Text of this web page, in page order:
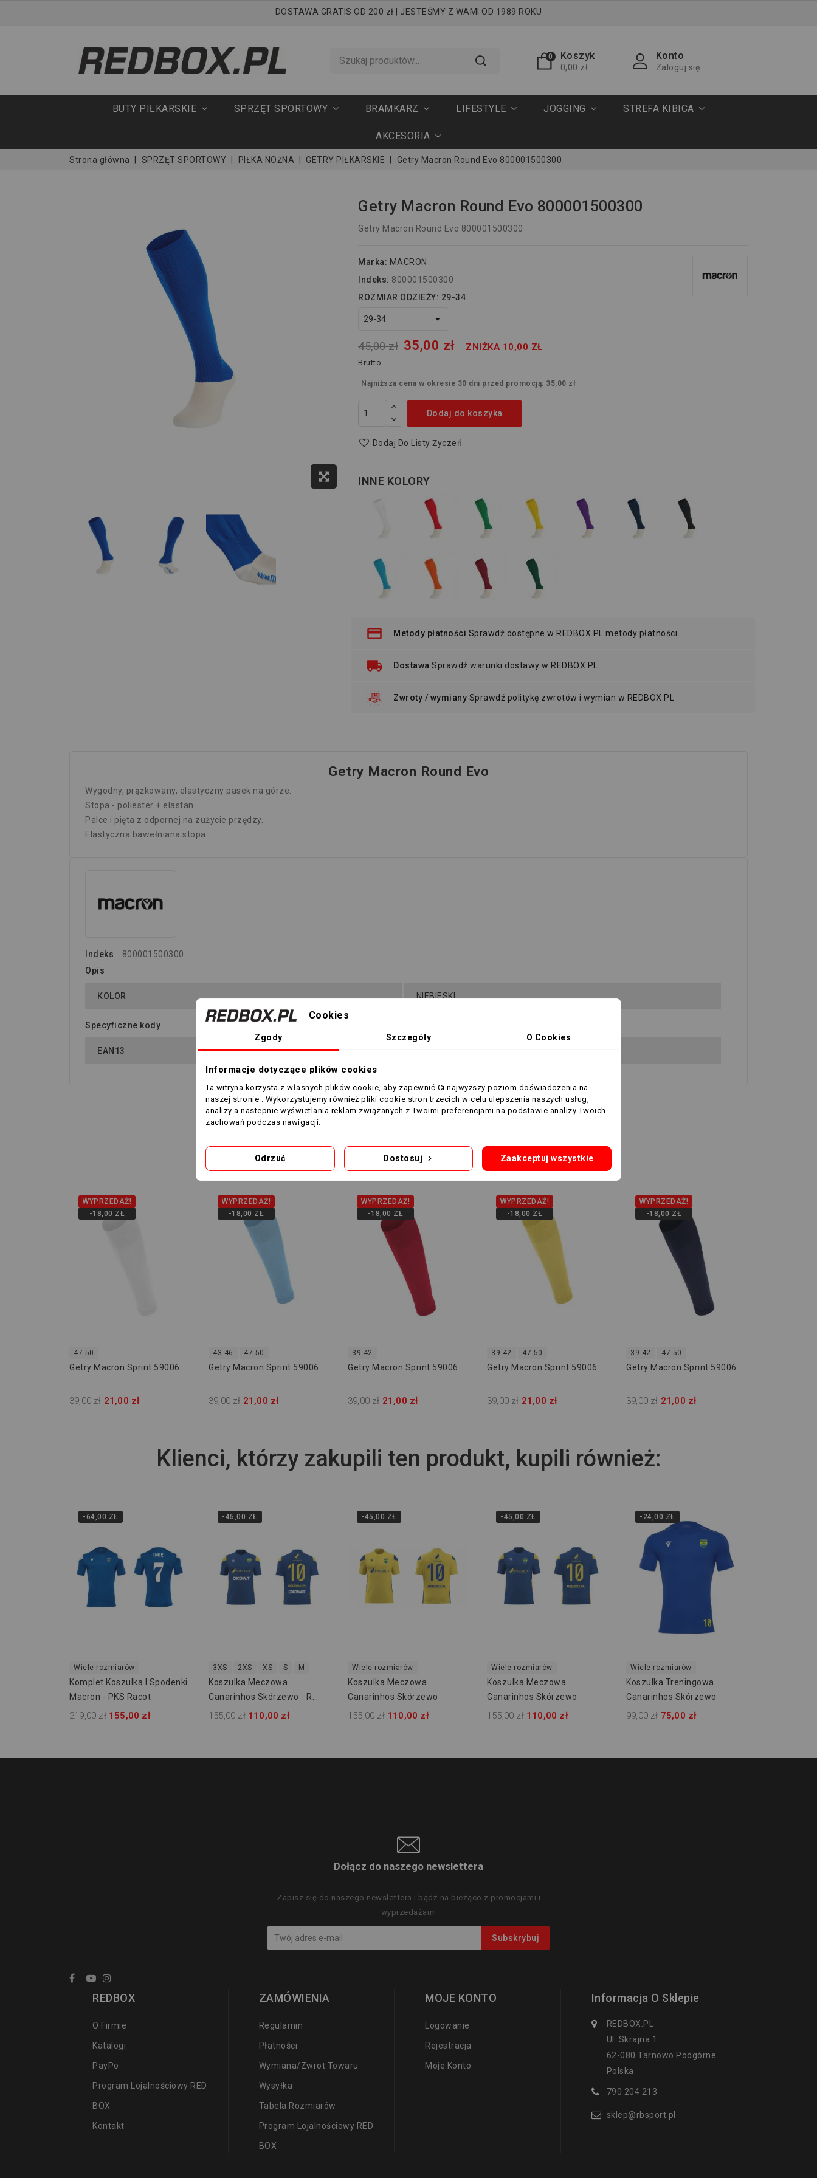
DOSTAWA GRATIS OD 200 zł | JESTEŚMY Z WAMI OD 1989 ROKU
0 Koszyk
0,00 zł
Konto
Zaloguj się
BUTY PIŁKARSKIE SPRZĘT SPORTOWY BRAMKARZ LIFESTYLE JOGGING STREFA KIBICA
AKCESORIA
Strona główna SPRZĘT SPORTOWY PIŁKA NOŻNA GETRY PIŁKARSKIE Getry Macron Round Evo 800001500300
Getry Macron Round Evo 800001500300
Getry Macron Round Evo 800001500300
Marka: MACRON
Indeks: 800001500300
ROZMIAR ODZIEŻY: 29-34
45,00 zł 35,00 zł ZNIŻKA 10,00 ZŁ
Brutto
Najniższa cena w okresie 30 dni przed promocją: 35,00 zł
Dodaj do koszyka
Dodaj Do Listy Życzeń
INNE KOLORY
Metody płatności Sprawdź dostępne w REDBOX.PL metody płatności
Dostawa Sprawdź warunki dostawy w REDBOX.PL
Zwroty / wymiany Sprawdź politykę zwrotów i wymian w REDBOX.PL
Getry Macron Round Evo
Wygodny, prążkowany, elastyczny pasek na górze.
Stopa - poliester + elastan
Palce i pięta z odpornej na zużycie przędzy.
Elastyczna bawełniana stopa.
Indeks
800001500300
Opis
KOLOR NIEBIESKI
Specyficzne kody
EAN13
5 innych produktów w tej samej kategorii:
WYPRZEDAŻ!
-18,00 ZŁ
47-50
Getry Macron Sprint 59006
39,00 zł 21,00 zł
WYPRZEDAŻ!
-18,00 ZŁ
43-46 47-50
Getry Macron Sprint 59006
39,00 zł 21,00 zł
WYPRZEDAŻ!
-18,00 ZŁ
39-42
Getry Macron Sprint 59006
39,00 zł 21,00 zł
WYPRZEDAŻ!
-18,00 ZŁ
39-42 47-50
Getry Macron Sprint 59006
39,00 zł 21,00 zł
WYPRZEDAŻ!
-18,00 ZŁ
39-42 47-50
Getry Macron Sprint 59006
39,00 zł 21,00 zł
Klienci, którzy zakupili ten produkt, kupili również:
-64,00 ZŁ
Wiele rozmiarów
Komplet Koszulka I Spodenki
Macron - PKS Racot
219,00 zł 155,00 zł
-45,00 ZŁ
3XS 2XS XS S M
Koszulka Meczowa
Canarinhos Skórzewo - R.
2018 / 19 / 20
155,00 zł 110,00 zł
-45,00 ZŁ
Wiele rozmiarów
Koszulka Meczowa
Canarinhos Skórzewo
155,00 zł 110,00 zł
-45,00 ZŁ
Wiele rozmiarów
Koszulka Meczowa
Canarinhos Skórzewo
155,00 zł 110,00 zł
-24,00 ZŁ
Wiele rozmiarów
Koszulka Treningowa
Canarinhos Skórzewo
99,00 zł 75,00 zł
Dołącz do naszego newslettera
Zapisz się do naszego newslettera i bądź na bieżąco z promocjami i
wyprzedażami
REDBOX
O Firmie
Katalogi
PayPo
Program Lojalnościowy RED
BOX
Kontakt
ZAMÓWIENIA
Regulamin
Płatności
Wymiana/zwrot Towaru
Wysyłka
Tabela Rozmiarów
Program Lojalnościowy RED
BOX
MOJE KONTO
Logowanie
Rejestracja
Moje Konto
Informacja O Sklepie
REDBOX.PL
Ul. Skrajna 1
62-080 Tarnowo Podgórne
Polska
790 204 213
sklep@rbsport.pl
Cookies
Zgody Szczegóły O Cookies
Informacje dotyczące plików cookies
Ta witryna korzysta z własnych plików cookie, aby zapewnić Ci najwyższy poziom doświadczenia na
naszej stronie . Wykorzystujemy również pliki cookie stron trzecich w celu ulepszenia naszych usług,
analizy a nastepnie wyświetlania reklam związanych z Twoimi preferencjami na podstawie analizy Twoich
zachowań podczas nawigacji.
Odrzuć Dostosuj Zaakceptuj wszystkie